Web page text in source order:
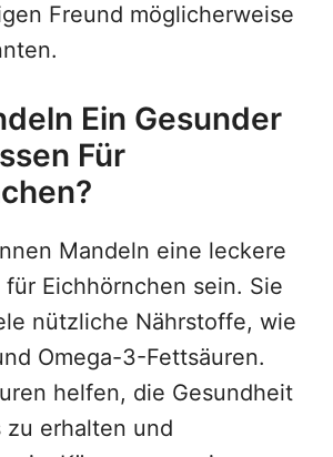
Freund möglicherweise
Ein Gesunder
Für
Mandeln eine leckere
Eichhörnchen sein. Sie
nützliche Nährstoffe, wie
Omega-3-Fettsäuren.
helfen, die Gesundheit
zu erhalten und